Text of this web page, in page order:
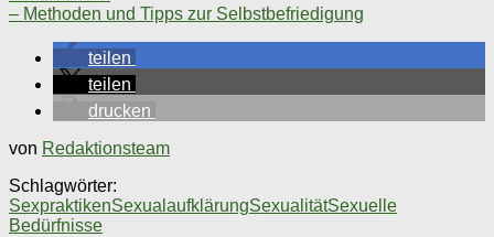
– Methoden und Tipps zur Selbstbefriedigung
teilen
teilen
drucken
von Redaktionsteam
Schlagwörter:
SexpraktikenSexualaufklärungSexualitätSexuelle
Bedürfnisse